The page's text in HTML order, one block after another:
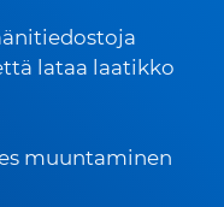
lataa laatikko
muuntaminen